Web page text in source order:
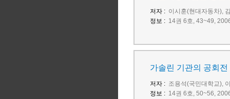
저자 : 이시훈(현대자동차),
정보 : 14권 6호, 43~49,
가솔린 기관의 공회
저자 : 조용석(국민대학교),
정보 : 14권 6호, 50~56,